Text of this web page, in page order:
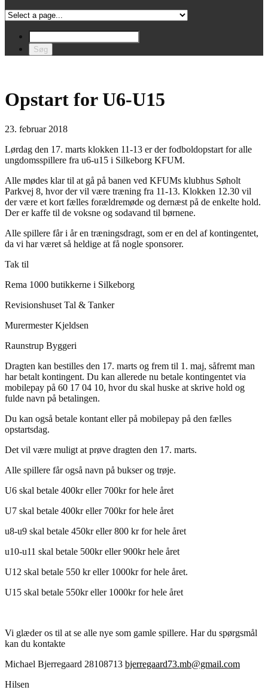
Opstart for U6-U15
23. februar 2018
Lørdag den 17. marts klokken 11-13 er der fodboldopstart for alle
ungdomsspillere fra u6-u15 i Silkeborg KFUM.
Alle mødes klar til at gå på banen ved KFUMs klubhus Søholt
Parkvej 8, hvor der vil være træning fra 11-13. Klokken 12.30 vil
der være et kort fælles forældremøde og dernæst på de enkelte hold.
Der er kaffe til de voksne og sodavand til børnene.
Alle spillere får i år en træningsdragt, som er en del af kontingentet,
da vi har været så heldige at få nogle sponsorer.
Tak til
Rema 1000 butikkerne i Silkeborg
Revisionshuset Tal & Tanker
Murermester Kjeldsen
Raunstrup Byggeri
Dragten kan bestilles den 17. marts og frem til 1. maj, såfremt man
har betalt kontingent. Du kan allerede nu betale kontingentet via
mobilepay på 60 17 04 10, hvor du skal huske at skrive hold og
fulde navn på betalingen.
Du kan også betale kontant eller på mobilepay på den fælles
opstartsdag.
Det vil være muligt at prøve dragten den 17. marts.
Alle spillere får også navn på bukser og trøje.
U6 skal betale 400kr eller 700kr for hele året
U7 skal betale 400kr eller 700kr for hele året
u8-u9 skal betale 450kr eller 800 kr for hele året
u10-u11 skal betale 500kr eller 900kr hele året
U12 skal betale 550 kr eller 1000kr for hele året.
U15 skal betale 550kr eller 1000kr for hele året
Vi glæder os til at se alle nye som gamle spillere. Har du spørgsmål
kan du kontakte
Michael Bjerregaard 28108713 bjerregaard73.mb@gmail.com
Hilsen